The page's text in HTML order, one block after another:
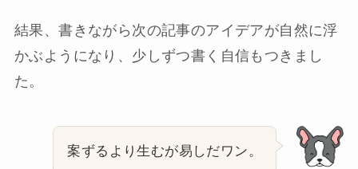
結果、書きながら次の記事のアイデアが自然に浮
かぶようになり、少しずつ書く自信もつきまし
た。
案ずるより生むが易しだワン。